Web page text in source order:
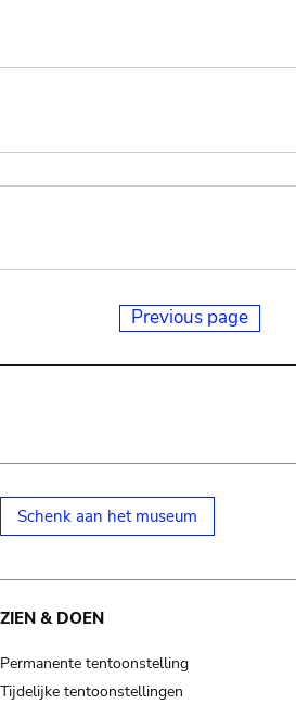
Previous page
Schenk aan het museum
ZIEN & DOEN
Permanente tentoonstelling
Tijdelijke tentoonstellingen